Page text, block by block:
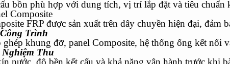
bồn phù hợp với dung tích, vị trí lắp đặt và tiêu chuẩn
Composite
FRP được sản xuất trên dây chuyền hiện đại, đảm
Trình
ghép khung đỡ, panel Composite, hệ thống ống kết nối
Thu
nước, độ bền kết cấu và khả năng vận hành trước khi